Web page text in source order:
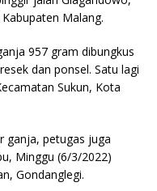
Malang.
957 gram dibungkus
dan ponsel. Satu lagi
Sukun, Kota
ganja, petugas juga
Minggu (6/3/2022)
Gondanglegi.